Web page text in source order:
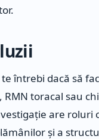
întrebi dacă să
RMN toracal sau
are roluri
și a